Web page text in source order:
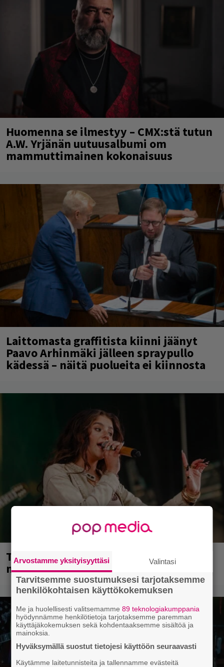
Huomenna se ilmestyy – CMX:stä tutun
A.W. Yrjänän uutuusalbumi om
mammuttimainen kokonaisuus
Laittomasta graffitista kiinni jäänyt
Paavo Arhinmäki jälleen spraypullo
kädessä – näitä puolueita ei kiinnosta
Tampereella sunnuntaina superpäivä –
nämä artistit mukana
Arvostamme yksityisyyttäsi Valintasi
Tarvitsemme suostumuksesi tarjotaksemme
henkilökohtaisen käyttökokemuksen
Me ja huolellisesti valitsemamme89 teknologiakumppania
hyödynnämme henkilötietoja tarjotaksemme paremman
käyttäjäkokemuksen sekä kohdentaaksemme sisältöä ja
mainoksia.
Hyväksymällä suostut tietojesi käyttöön seuraavasti
Käytämme laitetunnisteita ja tallennamme evästeitä